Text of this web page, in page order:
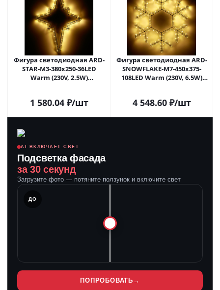
Фигура cветодиодная ARD-
STAR-M3-380x250-36LED
Warm (230V, 2.5W)
1 580.04₽/шт
Фигура cветодиодная ARD-
SNOWFLAKE-M7-450x375-
108LED Warm (230V, 6.5W)
4 548.60₽/шт
AI ВКЛЮЧАЕТ СВЕТ
Подсветка фасада
за 30 секунд
Загрузите фото — потяните ползунок и включите свет
ДО
ПОПРОБОВАТЬ →